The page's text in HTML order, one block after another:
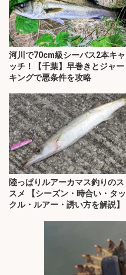
河川で70cm級シーバス2本キャ
ッチ！【千葉】早巻きとジャー
キングで悪条件を攻略
陸っぱりルアーカマス釣りのス
スメ 【シーズン・時合い・タッ
クル・ルアー・誘い方を解説】